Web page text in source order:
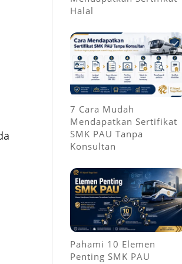
Halal
7 Cara Mudah
Mendapatkan Sertifikat
SMK PAU Tanpa
Konsultan
Pahami 10 Elemen
Penting SMK PAU